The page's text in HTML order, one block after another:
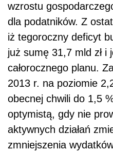
wzrostu
dla podatników. Z
iż tegoroczny deficyt
już sumę 31,7 mld zł i
całorocznego planu.
2013 r. na poziomie
obecnej chwili do 1,5
optymistą, gdy nie
aktywnych działań
zmniejszenia